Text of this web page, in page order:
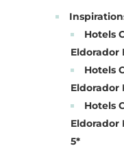
Hotels
Eldorador
Hotels
Eldorador
Hotels
Eldorador
5*